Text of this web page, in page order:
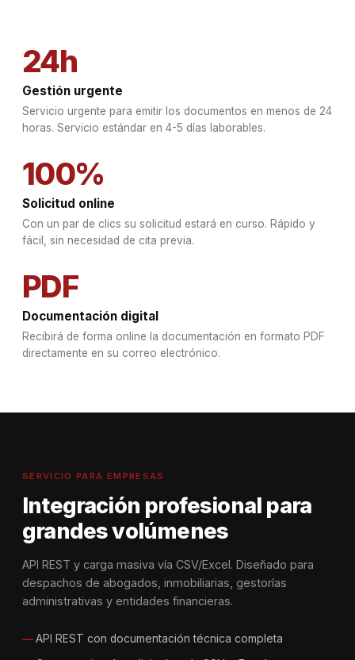
24h
Gestión urgente
Servicio urgente para emitir los documentos en menos de 24
horas. Servicio estándar en 4-5 días laborables.
100%
Solicitud online
Con un par de clics su solicitud estará en curso. Rápido y
fácil, sin necesidad de cita previa.
PDF
Documentación digital
Recibirá de forma online la documentación en formato PDF
directamente en su correo electrónico.
SERVICIO PARA EMPRESAS
Integración profesional para
grandes volúmenes
API REST y carga masiva vía CSV/Excel. Diseñado para
despachos de abogados, inmobiliarias, gestorías
administrativas y entidades financieras.
API REST con documentación técnica completa